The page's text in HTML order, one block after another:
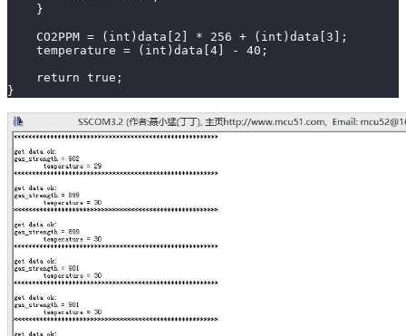
    }
    CO2PPM = (int)data[2] * 256 + (int)data[3];
    temperature = (int)data[4] - 40;
    return true;
}